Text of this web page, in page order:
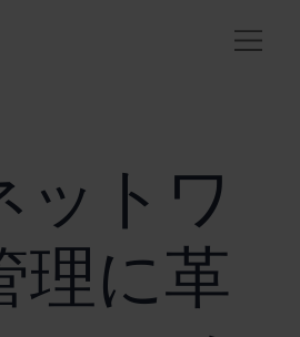
ットワ
理に革